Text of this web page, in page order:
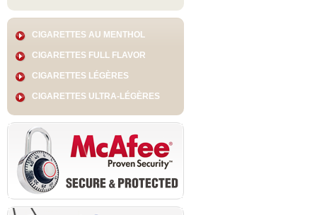
CIGARETTES AU MENTHOL
CIGARETTES FULL FLAVOR
CIGARETTES LÉGÈRES
CIGARETTES ULTRA-LÉGÈRES